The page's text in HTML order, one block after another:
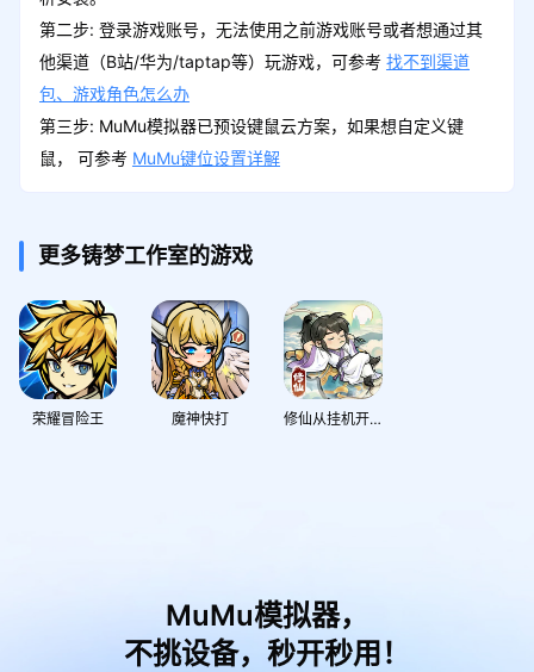
第二步: 登录游戏账号，无法使用之前游戏账号或者想通过其
他渠道（B站/华为/taptap等）玩游戏，可参考 找不到渠道
包、游戏角色怎么办
第三步: MuMu模拟器已预设键鼠云方案，如果想自定义键
鼠， 可参考 MuMu键位设置详解
更多铸梦工作室的游戏
荣耀冒险王 魔神快打 修仙从挂机开始
MuMu模拟器，
不挑设备，秒开秒用！